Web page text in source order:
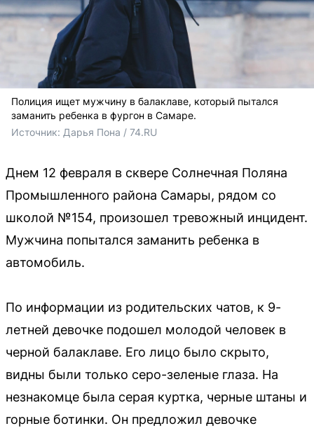
Полиция ищет мужчину в балаклаве, который пытался
заманить ребенка в фургон в Самаре.
Источник: Дарья Пона / 74.RU
Днем 12 февраля в сквере Солнечная Поляна
Промышленного района Самары, рядом со
школой №154, произошел тревожный инцидент.
Мужчина попытался заманить ребенка в
автомобиль.
По информации из родительских чатов, к 9-
летней девочке подошел молодой человек в
черной балаклаве. Его лицо было скрыто,
видны были только серо-зеленые глаза. На
незнакомце была серая куртка, черные штаны и
горные ботинки. Он предложил девочке